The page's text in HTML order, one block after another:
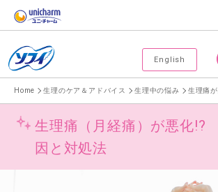
English
Home 生理のケア＆アドバイス 生理中の悩み
生理痛（月経痛）が悪化!?
因と対処法